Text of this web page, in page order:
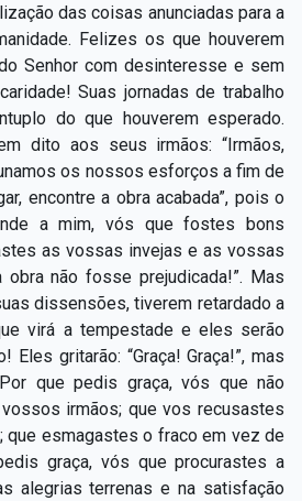
das coisas anunciadas para a
Felizes os que houverem
Senhor com desinteresse e sem
Suas jornadas de trabalho
do que houverem esperado.
dito aos seus irmãos: “Irmãos,
os nossos esforços a fim de
encontre a obra acabada”, pois o
a mim, vós que fostes bons
as vossas invejas e as vossas
não fosse prejudicada!”. Mas
dissensões, tiverem retardado a
virá a tempestade e eles serão
Eles gritarão: “Graça! Graça!”, mas
que pedis graça, vós que não
irmãos; que vos recusastes
que esmagastes o fraco em vez de
graça, vós que procurastes a
alegrias terrenas e na satisfação